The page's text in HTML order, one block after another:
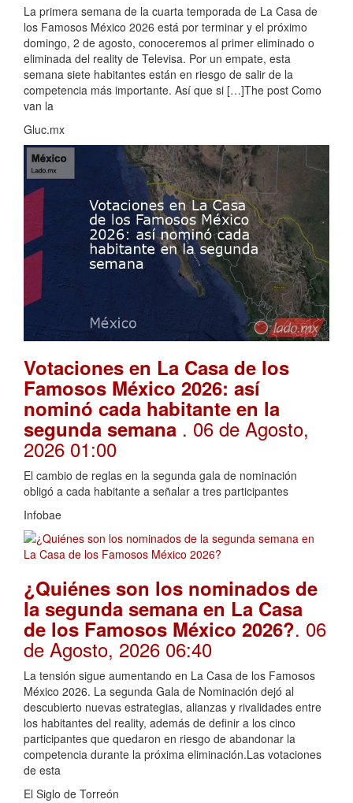
La primera semana de la cuarta temporada de La Casa de
los Famosos México 2026 está por terminar y el próximo
domingo, 2 de agosto, conoceremos al primer eliminado o
eliminada del reality de Televisa. Por un empate, esta
semana siete habitantes están en riesgo de salir de la
competencia más importante. Así que si […]The post Como
van la
Gluc.mx
Votaciones en La Casa de los
Famosos México 2026: así
nominó cada habitante en la
segunda semana . 06 de Agosto,
2026 01:00
El cambio de reglas en la segunda gala de nominación
obligó a cada habitante a señalar a tres participantes
Infobae
¿Quiénes son los nominados de
la segunda semana en La Casa
de los Famosos México 2026?. 06
de Agosto, 2026 06:40
La tensión sigue aumentando en La Casa de los Famosos
México 2026. La segunda Gala de Nominación dejó al
descubierto nuevas estrategias, alianzas y rivalidades entre
los habitantes del reality, además de definir a los cinco
participantes que quedaron en riesgo de abandonar la
competencia durante la próxima eliminación.Las votaciones
de esta
El Siglo de Torreón